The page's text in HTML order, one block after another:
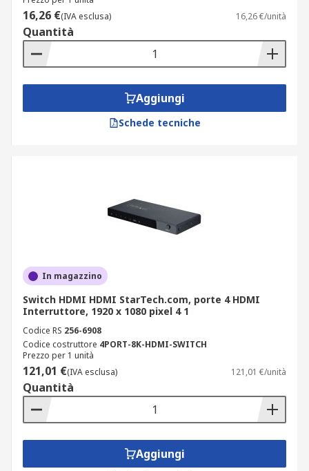
Splitter DisplayPort: simili agli splitter
HDMI, questi dispositivi consentono di
condividere un segnale DisplayPort su più
display. Sono spesso usati in ambienti
una visualizzazione estesa
Splitter/Matrix AV: sono dispositivi più
avanzati e consentono di distribuire segnali
applicazioni di intrattenimento
Nel catalogo RS online sono disponibili inoltre
16,26 €(IVA esclusa) 16,26 €/unità
Quantità
Aggiungi
Schede tecniche
In magazzino
Switch HDMI HDMI StarTech.com, porte 4 HDMI
Interruttore, 1920 x 1080 pixel 4 1
Codice RS 256-6908
Codice costruttore 4PORT-8K-HDMI-SWITCH
Prezzo per 1 unità
121,01 €(IVA esclusa) 121,01 €/unità
Quantità
Aggiungi